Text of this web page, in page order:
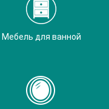
Мебель для ванной